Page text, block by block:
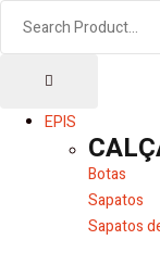
EPIS
Botas
Sapatos
Sapatos